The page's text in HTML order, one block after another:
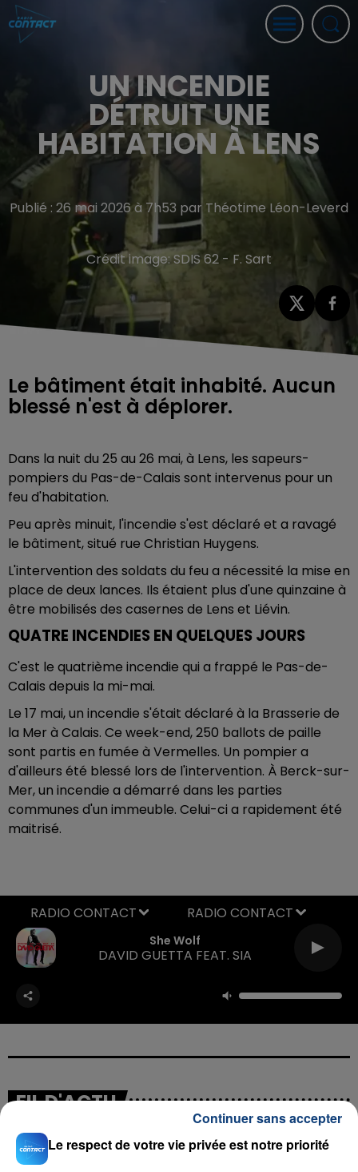
UN INCENDIE
DÉTRUIT UNE
HABITATION À LENS
Publié : 26 mai 2026 à 7h53 par Théotime Léon-Leverd
Crédit image:SDIS 62 - F. Sart
Le bâtiment était inhabité. Aucun
blessé n'est à déplorer.
Dans la nuit du 25 au 26 mai, à Lens, les sapeurs-
pompiers du Pas-de-Calais sont intervenus pour un
feu d'habitation.
Peu après minuit, l'incendie s'est déclaré et a ravagé
le bâtiment, situé rue Christian Huygens.
L'intervention des soldats du feu a nécessité la mise en
place de deux lances. Ils étaient plus d'une quinzaine à
être mobilisés des casernes de Lens et Liévin.
QUATRE INCENDIES EN QUELQUES JOURS
C'est le quatrième incendie qui a frappé le Pas-de-
Calais depuis la mi-mai.
Le 17 mai, un incendie s'était déclaré à la Brasserie de
la Mer à Calais. Ce week-end, 250 ballots de paille
sont partis en fumée à Vermelles. Un pompier a
d'ailleurs été blessé lors de l'intervention. À Berck-sur-
Mer, un incendie a démarré dans les parties
communes d'un immeuble. Celui-ci a rapidement été
maitrisé.
She Wolf
DAVID GUETTA FEAT. SIA
RADIO CONTACT
FIL D'ACTU
Le respect de votre vie privée est notre priorité
Continuer sans accepter